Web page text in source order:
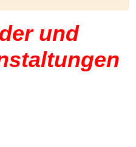
und